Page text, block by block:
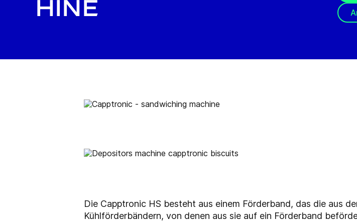
hine
Die Capptronic HS besteht aus einem Förderband, das die aus
Kühlförderbändern, von denen aus sie auf ein Förderband